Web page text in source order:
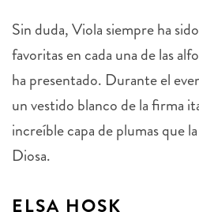
Sin duda, Viola siempre ha
favoritas en cada una de las
ha presentado. Durante el
un vestido blanco de la firma
increíble capa de plumas que
Diosa.
ELSA HOSK